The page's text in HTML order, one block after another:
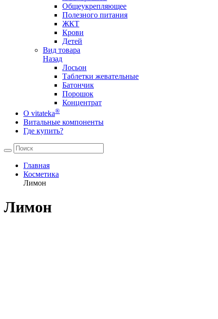
Общеукрепляющее
Полезного питания
ЖКТ
Крови
Детей
Вид товара
Назад
Лосьон
Таблетки жевательные
Батончик
Порошок
Концентрат
О vitateka®
Витальные компоненты
Где купить?
Главная
Косметика
Лимон
Лимон